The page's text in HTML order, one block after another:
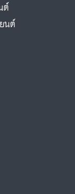
ต์
นต์